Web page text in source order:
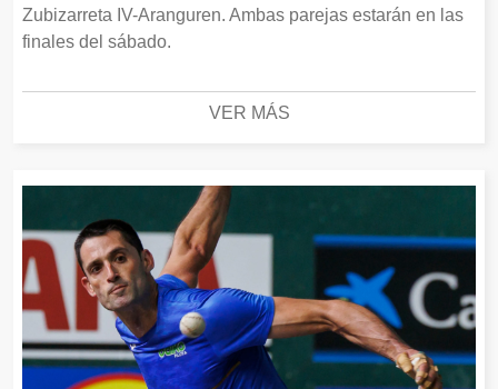
Zubizarreta IV-Aranguren. Ambas parejas estarán en las
finales del sábado.
VER MÁS